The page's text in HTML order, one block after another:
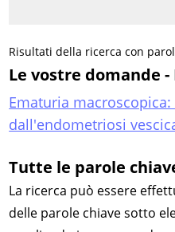
Risultati della ricerca con
Le vostre domande
Ematuria
dall'endometriosi
Tutte le parole
La ricerca può essere
delle parole chiave sotto